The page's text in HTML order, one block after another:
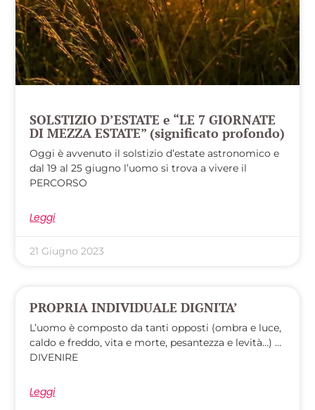
SOLSTIZIO D’ESTATE e “LE 7 GIORNATE
DI MEZZA ESTATE” (significato profondo)
Oggi è avvenuto il solstizio d’estate astronomico e
dal 19 al 25 giugno l’uomo si trova a vivere il
PERCORSO
Leggi
21 Giugno 2023
PROPRIA INDIVIDUALE DIGNITA’
L’uomo è composto da tanti opposti (ombra e luce,
caldo e freddo, vita e morte, pesantezza e levità…) …
DIVENIRE
Leggi